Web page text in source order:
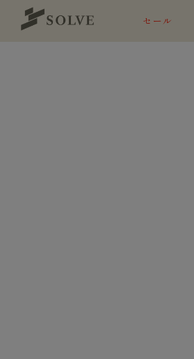
セール